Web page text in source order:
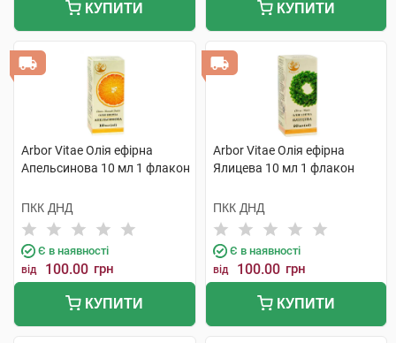
КУПИТИ КУПИТИ
Arbor Vitae Олія ефірна
Апельсинова 10 мл 1 флакон
ПКК ДНД
Є в наявності
від 100.00 грн
КУПИТИ
Arbor Vitae Олія ефірна
Ялицева 10 мл 1 флакон
ПКК ДНД
Є в наявності
від 100.00 грн
КУПИТИ